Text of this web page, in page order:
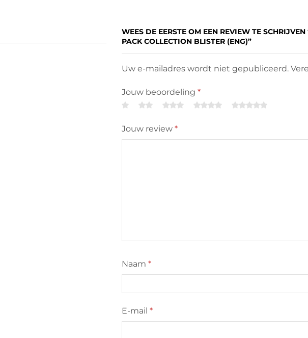
WEES DE EERSTE OM EEN REVIEW TE
PACK COLLECTION BLISTER (ENG)”
Uw e-mailadres wordt niet gepubliceerd.
Jouw beoordeling *
Jouw review *
Naam *
E-mail *